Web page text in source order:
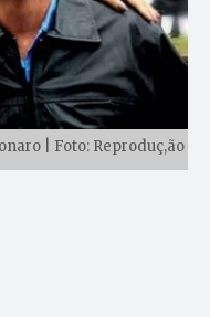
| Foto: Reproduç,ão